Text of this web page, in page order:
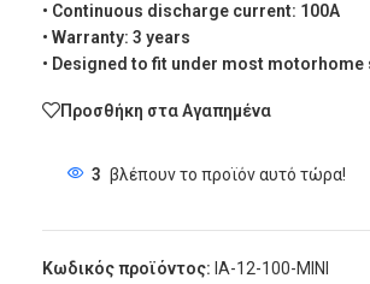
• Continuous discharge current: 100A
• Warranty: 3 years
• Designed to fit under most motorhome
Προσθήκη στα Αγαπημένα
3 βλέπουν το προϊόν αυτό τώρα!
Κωδικός προϊόντος: IA-12-100-MINI